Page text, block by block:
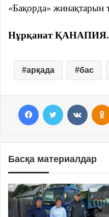
«Бақорда» жинақтарын
Нұрқанат ҚАНАПИЯ.
арқада бас
Басқа материалдар